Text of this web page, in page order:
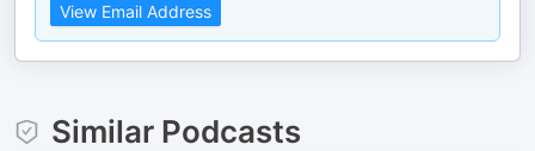
View Email Address
Similar Podcasts